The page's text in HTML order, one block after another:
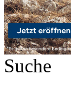
Suche